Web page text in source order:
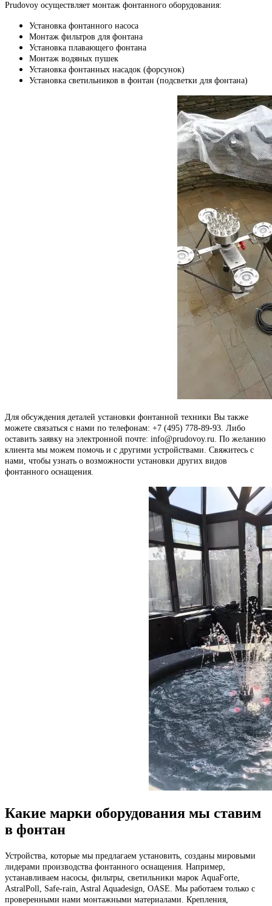
Prudovoy осуществляет монтаж фонтанного оборудования:
Установка фонтанного насоса
Монтаж фильтров для фонтана
Установка плавающего фонтана
Монтаж водяных пушек
Установка фонтанных насадок (форсунок)
Установка светильников в фонтан (подсветки для фонтана)
Для обсуждения деталей установки фонтанной техники Вы также
можете связаться с нами по телефонам: +7 (495) 778-89-93. Либо
оставить заявку на электронной почте: info@prudovoy.ru. По желанию
клиента мы можем помочь и с другими устройствами. Свяжитесь с
нами, чтобы узнать о возможности установки других видов
фонтанного оснащения.
Какие марки оборудования мы ставим
в фонтан
Устройства, которые мы предлагаем установить, созданы мировыми
лидерами производства фонтанного оснащения. Например,
устанавливаем насосы, фильтры, светильники марок AquaForte,
AstralPoll, Safe-rain, Astral Aquadesign, OASE. Мы работаем только с
проверенными нами монтажными материалами. Крепления,